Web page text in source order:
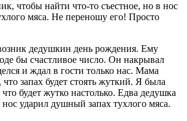
чтобы найти что-то съестное, но в нос
мяса. Не переношу его! Просто
дедушкин день рождения. Ему
бы счастливое число. Он накрывал
и ждал в гости только нас. Мама
запах будет стоять жуткий. Я была
будет жутко настолько. Едва дедушка
ударил душный запах тухлого мяса.